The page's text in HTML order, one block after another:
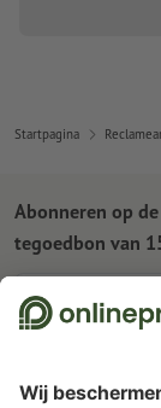
Startpagina
Abonneren op
tegoedbon van